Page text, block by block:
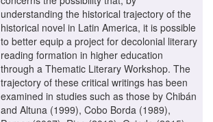
understanding the historical trajectory of the
historical novel in Latin America, it is possible
to better equip a project for decolonial literary
reading formation in higher education
through a Thematic Literary Workshop. The
trajectory of these critical writings has been
examined in studies such as those by Chibán
and Altuna (1999), Cobo Borda (1989),